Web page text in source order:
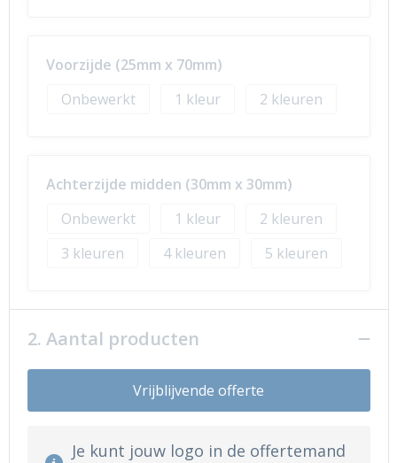
Voorzijde (25mm x 70mm)
Onbewerkt
1 2
Achterzijde midden (30mm x 30mm)
Onbewerkt
1
2
3
4 5
2. Aantal producten
Vrijblijvende offerte
Je kunt jouw logo in de offertemand